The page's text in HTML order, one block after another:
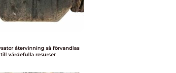
återvinning så förvandlas
värdefulla resurser